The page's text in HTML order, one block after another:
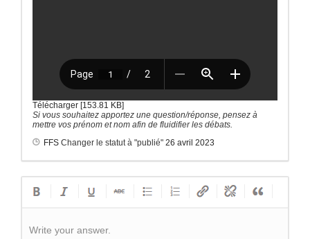
Télécharger [153.81 KB]
Si vous souhaitez apportez une question/réponse, pensez à
mettre vos prénom et nom afin de fluidifier les débats.
FFS Changer le statut à "publié" 26 avril 2023
Write your answer.